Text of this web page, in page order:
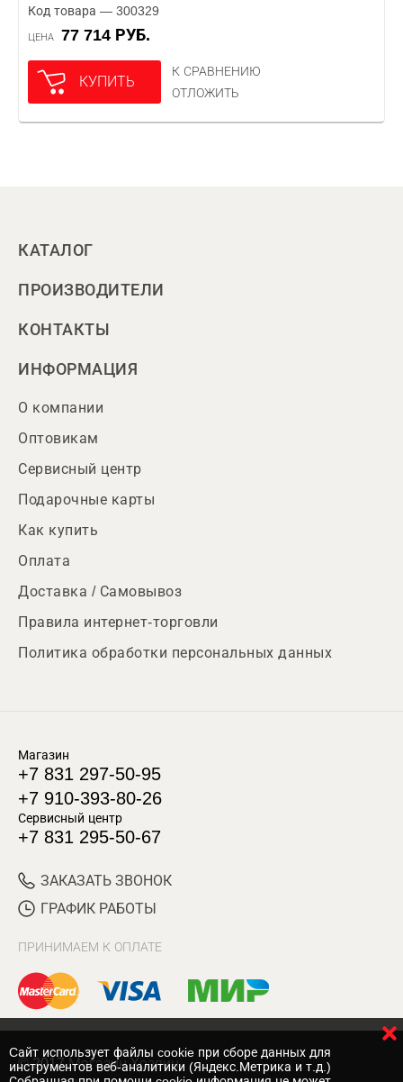
Код товара — 300329
ЦЕНА 77 714 РУБ.
КУПИТЬ
К СРАВНЕНИЮ
ОТЛОЖИТЬ
КАТАЛОГ
ПРОИЗВОДИТЕЛИ
КОНТАКТЫ
ИНФОРМАЦИЯ
О компании
Оптовикам
Сервисный центр
Подарочные карты
Как купить
Оплата
Доставка / Самовывоз
Правила интернет-торговли
Политика обработки персональных данных
Магазин
+7 831 297-50-95
+7 910-393-80-26
Сервисный центр
+7 831 295-50-67
ЗАКАЗАТЬ ЗВОНОК
ГРАФИК РАБОТЫ
ПРИНИМАЕМ К ОПЛАТЕ
© 2017 Магазин Хозяин
Cайт использует файлы cookie при сборе данных для
инструментов веб-аналитики (Яндекс.Метрика и т.д.)